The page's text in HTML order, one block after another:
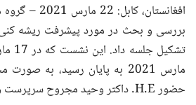
بررسی و بحث در مورد پیشرفت ریشه کنی
مارس 2021 به پایان رسید، به
حضور H.E. داکتر وحید مجروح سرپرست وزارت صحت عامه.